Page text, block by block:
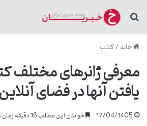
جستجو برای
خانه/کتاب
معرفی ژانرهای مختلف
یافتن آنها در فضای آنلاین
17/04/1405 خواندن این مطلب 16 دقیقه زمان میبرد